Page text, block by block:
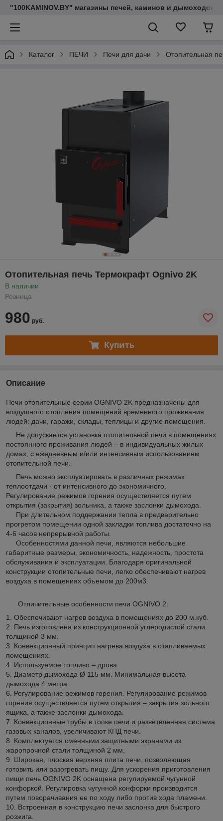
"100KAMINOV.BY" магазины печей, каминов и дымоходов
Каталог ПЕЧИ Печи для дачи Отопительная
Отопительная печь Термокрафт Ognivo 2K
В наличии
Розница
980 руб.
Купить
Описание
Печи отопительные серии OGNIVO 2K предназначены для
воздушного отопления помещений временного проживания
людей: дачи, гаражи, склады, теплицы и другие помещения.
Не допускается установка отопительной печи в помещениях
постоянного проживания людей – в индивидуальных жилых
домах, с ежедневным и/или интенсивным использованием
отопительной печи.
Печь можно эксплуатировать в различных режимах
теплоотдачи - от интенсивного до экономичного.
Регулирование режимов горения осуществляется путем
открытия (закрытия) зольника, а также заслонки дымохода.
При длительном поддержании тепла в предварительно
прогретом помещении одной закладки топлива достаточно на
4-6 часов непрерывной работы.
Особенностями данной печи, являются небольшие
габаритные размеры, экономичность, надежность, простота
обслуживания и эксплуатации. Благодаря оригинальной
конструкции отопительные печи, легко обеспечивают нагрев
воздуха в помещениях объемом до 200м3.
Отличительные особенности печи OGNIVO 2:
1. Обеспечивают нагрев воздуха в помещениях до 200 м.куб.
2. Печь изготовлена из конструкционной углеродистой стали
толщиной 3 мм.
3. Конвекционный принцип нагрева воздуха в отапливаемых
помещениях.
4. Используемое топливо – дрова.
5. Диаметр дымохода Ø 115 мм. Минимальная высота
дымохода 4 метра.
6. Регулирование режимов горения. Регулирование режимов
горения осуществляется путем открытия – закрытия зольного
ящика, а также заслонки дымохода.
7. Конвекционные трубы в топке печи и разветвленная система
газовых каналов, увеличивают КПД печи.
8. Комплектуется сменными защитными экранами из
жаропрочной стали толщиной 2 мм.
9. Широкая, плоская верхняя плита печи, позволяющая
готовить или разогревать пищу. Для ускорения приготовления
пищи печь OGNIVO 2K оснащена регулируемой чугунной
конфоркой. Регулировка чугунной конфорки производится
путем поворачивания ее по ходу либо против хода пламени.
10. Встроенная в конструкцию печи заслонка для быстрого
розжига.